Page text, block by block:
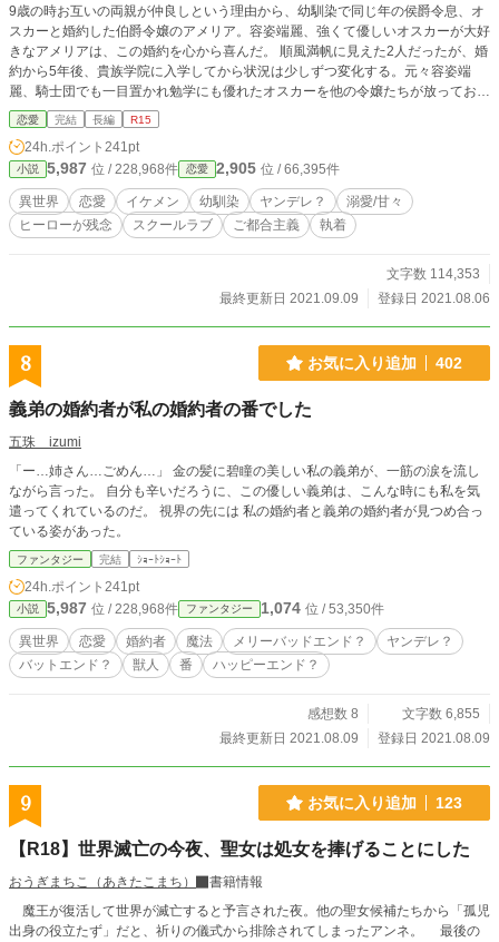
9歳の時お互いの両親が仲良しという理由から、幼馴染で同じ年の侯爵令息、オ
スカーと婚約した伯爵令嬢のアメリア。容姿端麗、強くて優しいオスカーが大好
きなアメリアは、この婚約を心から喜んだ。 順風満帆に見えた2人だったが、婚
約から5年後、貴族学院に入学してから状況は少しずつ変化する。元々容姿端
麗、騎士団でも一目置かれ勉学にも優れたオスカーを他の令嬢たちが放っておく
訳もなく、毎日たくさんの令嬢に囲まれるオスカー。 特に最近は、侯爵令嬢の
ミアと一緒に居る事も多くなった。自分より身分が高く美しいミアと幸せそうに
微笑むオスカーの姿を見たアメリアは、ある決意をする。 そんなアメリアに対
し、オスカーは… とても残念なヒーローと、行動派だが周りに流されやすいヒ
ロインのお話です。
恋愛 完結 長編 R15
24h.ポイント 241pt
小説 5,987 位 / 228,968件 恋愛 2,905 位 / 66,395件
異世界 恋愛 イケメン 幼馴染 ヤンデレ？
溺愛/甘々
ヒーローが残念
スクールラブ ご都合主義 執着
文字数 114,353
最終更新日 2021.09.09
登録日 2021.08.06
8 お気に入り追加 402
義弟の婚約者が私の婚約者の番でした
五珠 izumi
「ー…姉さん…ごめん…」 金の髪に碧瞳の美しい私の義弟が、一筋の涙を流し
ながら言った。 自分も辛いだろうに、この優しい義弟は、こんな時にも私を気
遣ってくれているのだ。 視界の先には 私の婚約者と義弟の婚約者が見つめ合っ
ている姿があった。
ファンタジー 完結 ｼｮｰﾄｼｮｰﾄ
24h.ポイント 241pt
小説 5,987 位 / 228,968件 ファンタジー 1,074 位 / 53,350件
異世界 恋愛 婚約者 魔法 メリーバッドエンド？
ヤンデレ？
バットエンド？
獣人 番 ハッピーエンド？
感想数 8
文字数 6,855
最終更新日 2021.08.09
登録日 2021.08.09
9 お気に入り追加 123
【R18】世界滅亡の今夜、聖女は処女を捧げることにした
おうぎまちこ（あきたこまち）
書籍情報
魔王が復活して世界が滅亡すると予言された夜。他の聖女候補たちから「孤児
出身の役立たず」だと、祈りの儀式から排除されてしまったアンネ。 最後の